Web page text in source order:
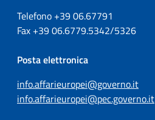
Telefono +3906.67791
Fax +3906.6779.5342/5326
Posta elettronica
info.affarieuropei@governo.it
info.affarieuropei@pec.governo.it